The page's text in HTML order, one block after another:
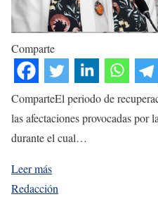
Comparte
ComparteEl periodo de
las afectaciones provocadas por
durante el cual…
Leer más
Redacción